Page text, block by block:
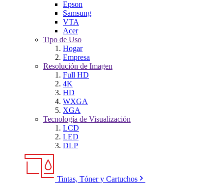
Epson
Samsung
VTA
Acer
Tipo de Uso
Hogar
Empresa
Resolución de Imagen
Full HD
4K
HD
WXGA
XGA
Tecnología de Visualización
LCD
LED
DLP
Tintas, Tóner y Cartuchos